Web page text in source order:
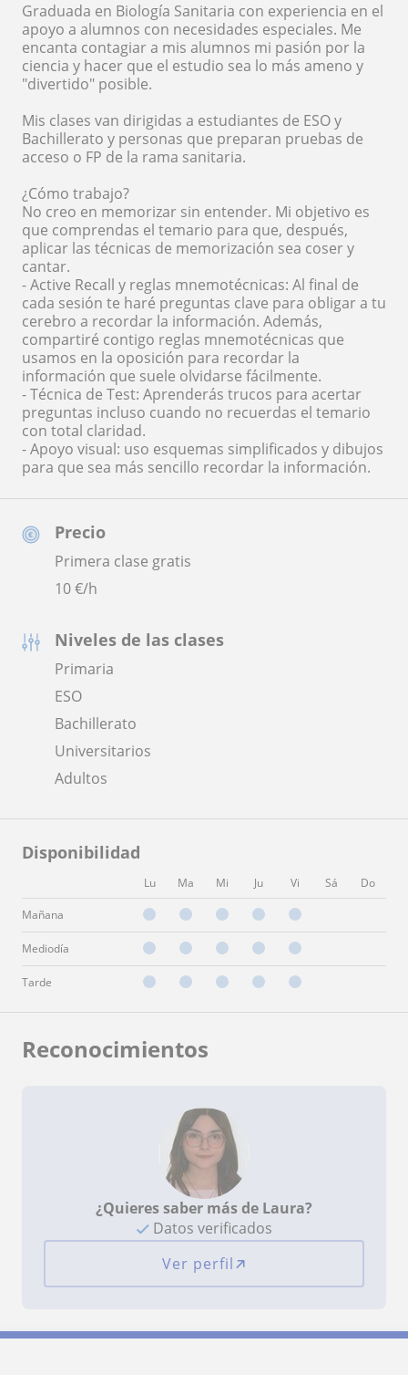
Precio
Primera clase gratis
10€/h
Niveles de las clases
Primaria
ESO
Bachillerato
Universitarios
Adultos
Disponibilidad
Lu Ma Mi Ju Vi Sá Do
Mañana
Mediodía
Tarde
Graduada en Biología Sanitaria con experiencia en el
apoyo a alumnos con necesidades especiales. Me
encanta contagiar a mis alumnos mi pasión por la
ciencia y hacer que el estudio sea lo más ameno y
"divertido" posible.
Mis clases van dirigidas a estudiantes de ESO y
Bachillerato y personas que preparan pruebas de
acceso o FP de la rama sanitaria.
¿Cómo trabajo?
No creo en memorizar sin entender. Mi objetivo es
que comprendas el temario para que, después,
aplicar las técnicas de memorización sea coser y
cantar.
- Active Recall y reglas mnemotécnicas: Al final de
cada sesión te haré preguntas clave para obligar a tu
cerebro a recordar la información. Además,
compartiré contigo reglas mnemotécnicas que
usamos en la oposición para recordar la
información que suele olvidarse fácilmente.
- Técnica de Test: Aprenderás trucos para acertar
preguntas incluso cuando no recuerdas el temario
con total claridad.
- Apoyo visual: uso esquemas simplificados y dibujos
para que sea más sencillo recordar la información.
Reconocimientos
¿Quieres saber más de Laura?
Datos verificados
Ver perfil